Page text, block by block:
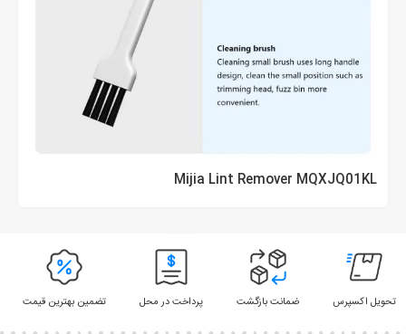
Mijia Lint Remover MQXJQ01KL
تحویل اکسپرس ضمانت بازگشت پرداخت در محل تضمین بهترین قیمت